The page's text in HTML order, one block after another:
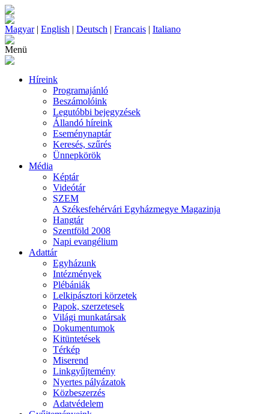
Magyar| English | Deutsch | Francais | Italiano
Menü
Híreink
Programajánló
Beszámolóink
Legutóbbi bejegyzések
Állandó híreink
Eseménynaptár
Keresés, szűrés
Ünnepkörök
Média
Képtár
Videótár
SZEM
A Székesfehérvári Egyházmegye Magazinja
Hangtár
Szentföld 2008
Napi evangélium
Adattár
Egyházunk
Intézmények
Plébániák
Lelkipásztori körzetek
Papok, szerzetesek
Világi munkatársak
Dokumentumok
Kitüntetések
Térkép
Miserend
Linkgyűjtemény
Nyertes pályázatok
Közbeszerzés
Adatvédelem